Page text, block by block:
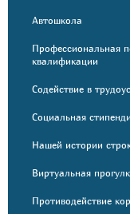
Автошкола
Профессиональная
квалификации
Содействие в
Социальная
Нашей истории
Виртуальная
Противодействие